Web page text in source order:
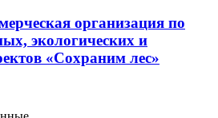
организация по
экологических и
«Сохраним лес»